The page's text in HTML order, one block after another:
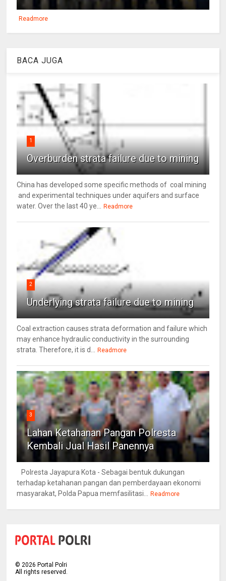
Readmore
BACA JUGA
1
Overburden strata failure due to mining
China has developed some specific methods of coal mining
and experimental techniques under aquifers and surface
water. Over the last 40 ye...
Readmore
2
Underlying strata failure due to mining
Coal extraction causes strata deformation and failure which
may enhance hydraulic conductivity in the surrounding
strata. Therefore, it is d...
Readmore
3
Lahan Ketahanan Pangan Polresta
Kembali Jual Hasil Panennya
Polresta Jayapura Kota - Sebagai bentuk dukungan
terhadap ketahanan pangan dan pemberdayaan ekonomi
masyarakat, Polda Papua memfasilitasi...
Readmore
©2026 Portal Polri
All rights reserved.